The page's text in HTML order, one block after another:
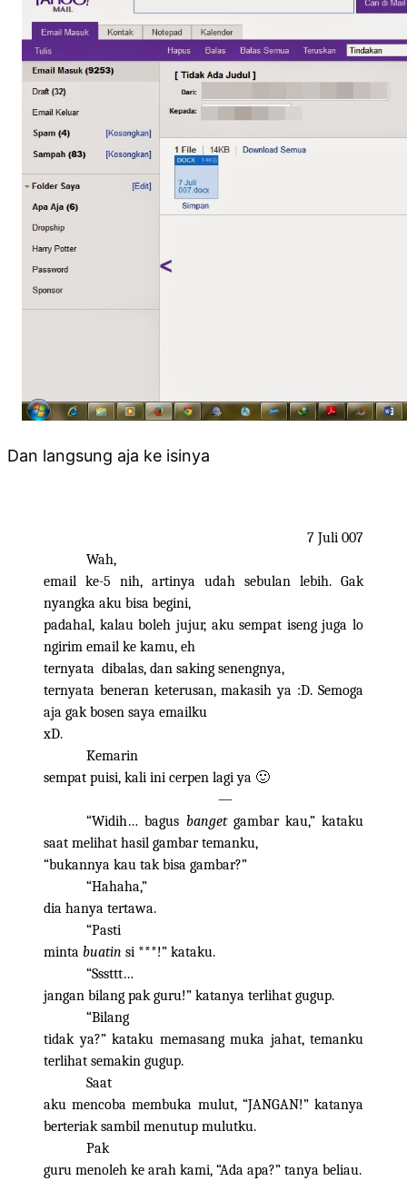
Dan langsung aja ke isinya
7 Juli 007
Wah,
email ke-5 nih, artinya udah sebulan lebih. Gak
nyangka aku bisa begini,
padahal, kalau boleh jujur, aku sempat iseng juga lo
ngirim email ke kamu, eh
ternyata dibalas, dan saking senengnya,
ternyata beneran keterusan, makasih ya :D. Semoga
aja gak bosen saya emailku
xD.
Kemarin
sempat puisi, kali ini cerpen lagi ya 🙂
—
“Widih… bagus banget gambar kau,” kataku
saat melihat hasil gambar temanku,
“bukannya kau tak bisa gambar?”
“Hahaha,”
dia hanya tertawa.
“Pasti
minta buatin si ***!” kataku.
“Sssttt…
jangan bilang pak guru!” katanya terlihat gugup.
“Bilang
tidak ya?” kataku memasang muka jahat, temanku
terlihat semakin gugup.
Saat
aku mencoba membuka mulut, “JANGAN!” katanya
berteriak sambil menutup mulutku.
Pak
guru menoleh ke arah kami, “Ada apa?” tanya beliau.